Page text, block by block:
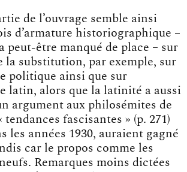
de l’ouvrage semble ainsi
d’armature historiographique –
peut-être manqué de place – sur
la substitution, par exemple, sur
politique ainsi que sur
latin, alors que la latinité a aussi
argument aux philosémites de
tendances fascisantes » (p. 271)
les années 1930, auraient gagné
car le propos comme les
Remarques moins dictées